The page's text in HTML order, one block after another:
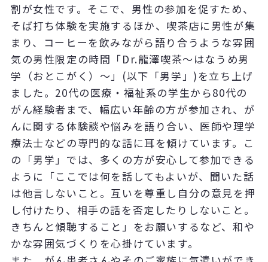
割が女性です。そこで、男性の参加を促すため、
そば打ち体験を実施するほか、喫茶店に男性が集
まり、コーヒーを飲みながら語り合うような雰囲
気の男性限定の時間「Dr.龍澤喫茶～はなうめ男
学（おとこがく）～」(以下「男学」)を立ち上げ
ました。20代の医療・福祉系の学生から80代の
がん経験者まで、幅広い年齢の方が参加され、が
んに関する体験談や悩みを語り合い、医師や理学
療法士などの専門的な話に耳を傾けています。こ
の「男学」では、多くの方が安心して参加できる
ように「ここでは何を話してもよいが、聞いた話
は他言しないこと。互いを尊重し自分の意見を押
し付けたり、相手の話を否定したりしないこと。
きちんと傾聴すること」をお願いするなど、和や
かな雰囲気づくりを心掛けています。